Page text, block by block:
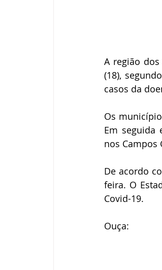
A região
(18),
casos da
Os
Em seguida
nos Campos
De acordo
feira. O
Covid-19.
Ouça: